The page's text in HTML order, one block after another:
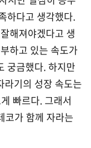
하다고 생각했다.
해져야겠다고 생
하고 있는 속도가
궁금했다. 하지만
라기의 성장 속도는
빠르다. 그래서
코가 함께 자라는